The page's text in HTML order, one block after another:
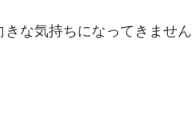
な気持ちになってきません